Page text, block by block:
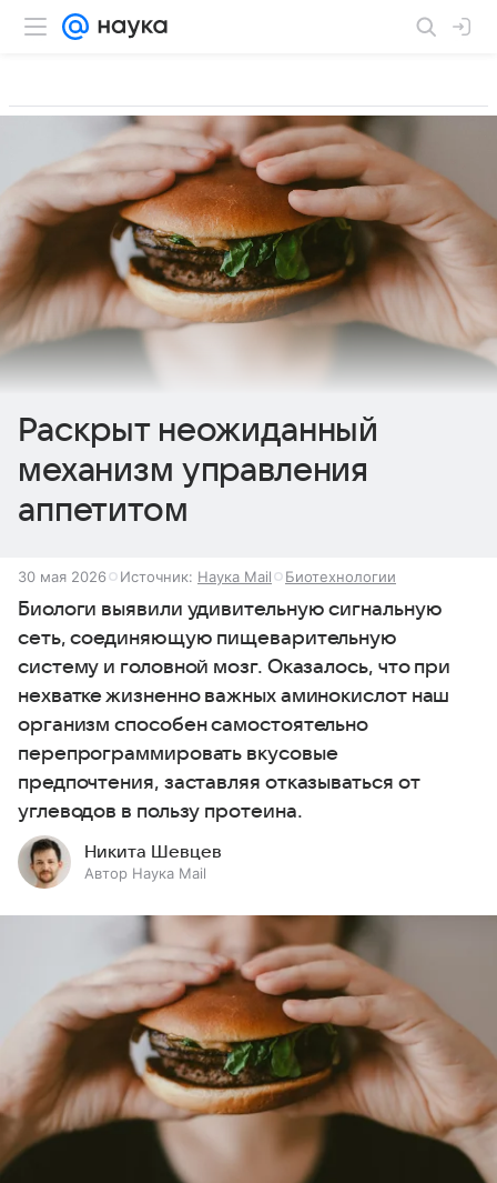
Раскрыт неожиданный
механизм управления
аппетитом
30 мая 2026 Источник: Наука Mail Биотехнологии
Биологи выявили удивительную сигнальную
сеть, соединяющую пищеварительную
систему и головной мозг. Оказалось, что при
нехватке жизненно важных аминокислот наш
организм способен самостоятельно
перепрограммировать вкусовые
предпочтения, заставляя отказываться от
углеводов в пользу протеина.
Никита Шевцев
Автор Наука Mail